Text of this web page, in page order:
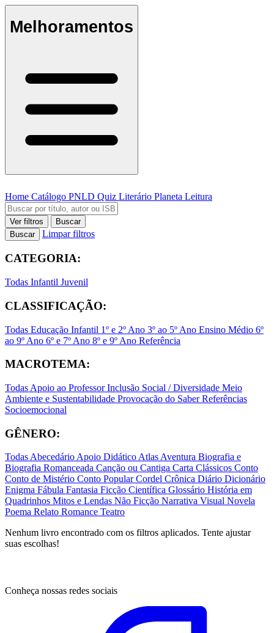
Melhoramentos
Home Catálogo PNLD Quiz Literário Planeta Leitura
Ver filtros
Buscar
Buscar
Limpar filtros
CATEGORIA:
Todas Infantil Juvenil
CLASSIFICAÇÃO:
Todas Educação Infantil 1º e 2º Ano 3º ao 5º Ano Ensino Médio 6º
ao 9º Ano 6º e 7º Ano 8º e 9º Ano Referência
MACROTEMA:
Todas Apoio ao ProfessorInclusão Social / Diversidade Meio
Ambiente e Sustentabilidade Provocação do SaberReferências
Socioemocional
GÊNERO:
TodasAbecedárioApoio DidáticoAtlasAventura Biografia e
Biografia Romanceada Canção ou Cantiga Carta Clássicos Conto
Conto de Mistério Conto PopularCordel Crônica Diário Dicionário
Enigma Fábula Fantasia Ficção Científica Glossário História em
Quadrinhos Mitos e Lendas Não Ficção Narrativa Visual Novela
Poema Relato Romance Teatro
Nenhum livro encontrado com os filtros aplicados. Tente ajustar
suas escolhas!
Conheça nossas redes sociais